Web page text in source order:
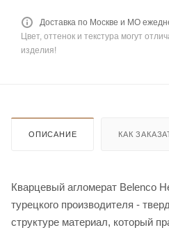
Доставка по Москве и МО
Цвет, оттенок и текстура могут
изделия!
ОПИСАНИЕ КАК
Кварцевый агломерат Belenco
турецкого производителя -
структуре материал, который